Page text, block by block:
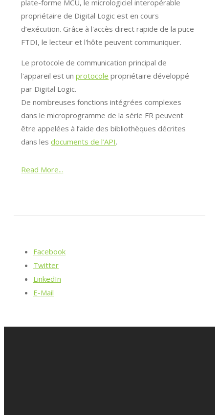
plate-forme MCU, le micrologiciel interopérable
propriétaire de Digital Logic est en cours
d’exécution. Grâce à l'accès direct rapide de la puce
FTDI, le lecteur et l'hôte peuvent communiquer.
Le protocole de communication principal de
l'appareil est unprotocole propriétaire développé
par Digital Logic.
De nombreuses fonctions intégrées complexes
dans le microprogramme de la série FR peuvent
être appelées à l’aide des bibliothèques décrites
dans lesdocuments de l’API.
Read More...
Facebook
Twitter
LinkedIn
E-Mail